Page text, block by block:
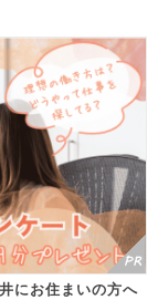
にお住まいの方へ